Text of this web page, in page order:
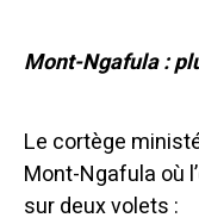
Mont-Ngafula :
Le cortège
Mont-Ngafula où
sur deux volets :